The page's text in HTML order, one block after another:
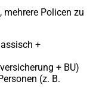
mehrere Policen zu
+
+ BU)
(z. B.